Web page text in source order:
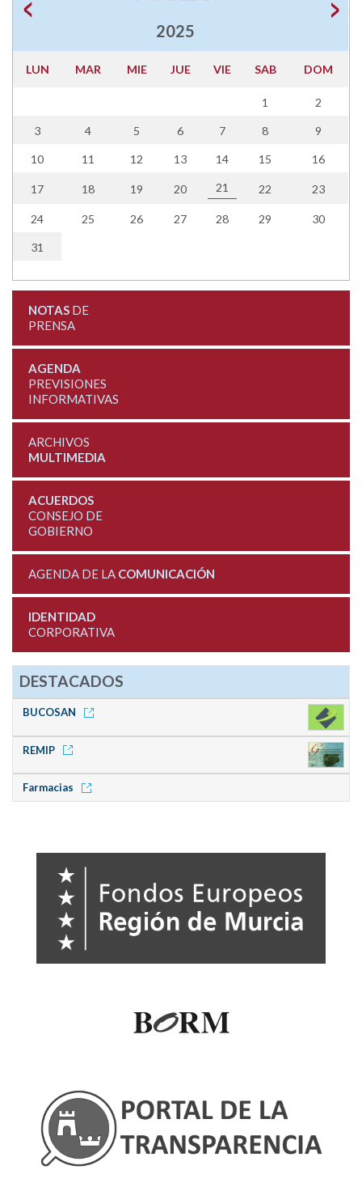
2025
LUN MAR MIE JUE VIE SAB DOM
1 2
3 4 5 6 7 8 9
10 11 12 13 14 15 16
17 18 19 20 21 22 23
24 25 26 27 28 29 30
31
NOTASDE
PRENSA
AGENDA
PREVISIONES
INFORMATIVAS
ARCHIVOS
MULTIMEDIA
ACUERDOS
CONSEJO DE
GOBIERNO
AGENDA DE LA COMUNICACIÓN
IDENTIDAD
CORPORATIVA
DESTACADOS
BUCOSAN
REMIP
Farmacias